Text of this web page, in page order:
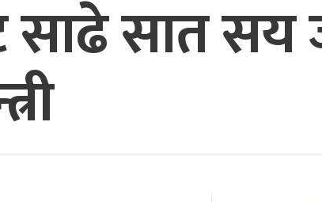
साढे सात सय